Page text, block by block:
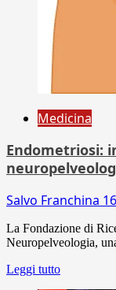
Medicina
Endometriosi:
Salvo Franchina
La Fondazione di
Neuropelveologia,
Leggi tutto